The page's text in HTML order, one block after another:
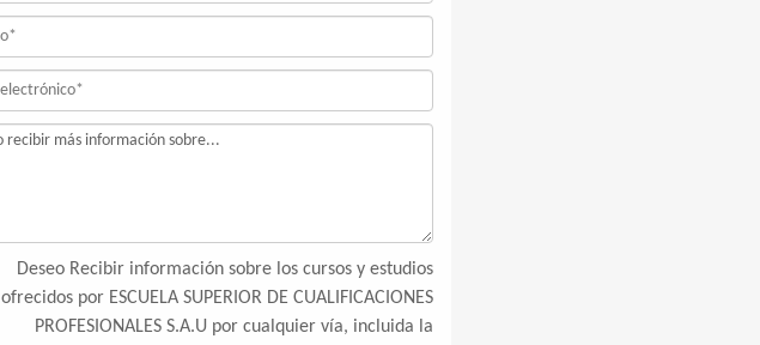
Deseo Recibir información sobre los cursos y estudios
ofrecidos por ESCUELA SUPERIOR DE CUALIFICACIONES
PROFESIONALES S.A.U por cualquier vía, incluida la